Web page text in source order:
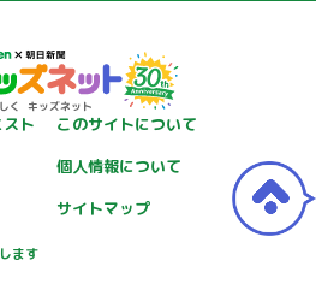
ト
このサイトについて
個人情報について
ます
サイトマップ